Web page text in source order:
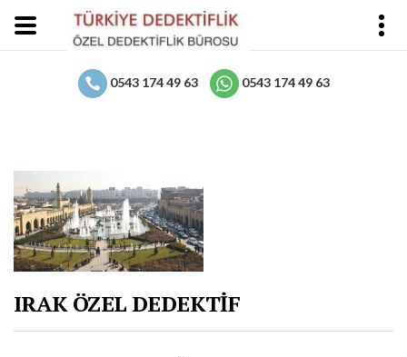
0543 174 49 63 0543 174 49 63
IRAK ÖZEL DEDEKTİF